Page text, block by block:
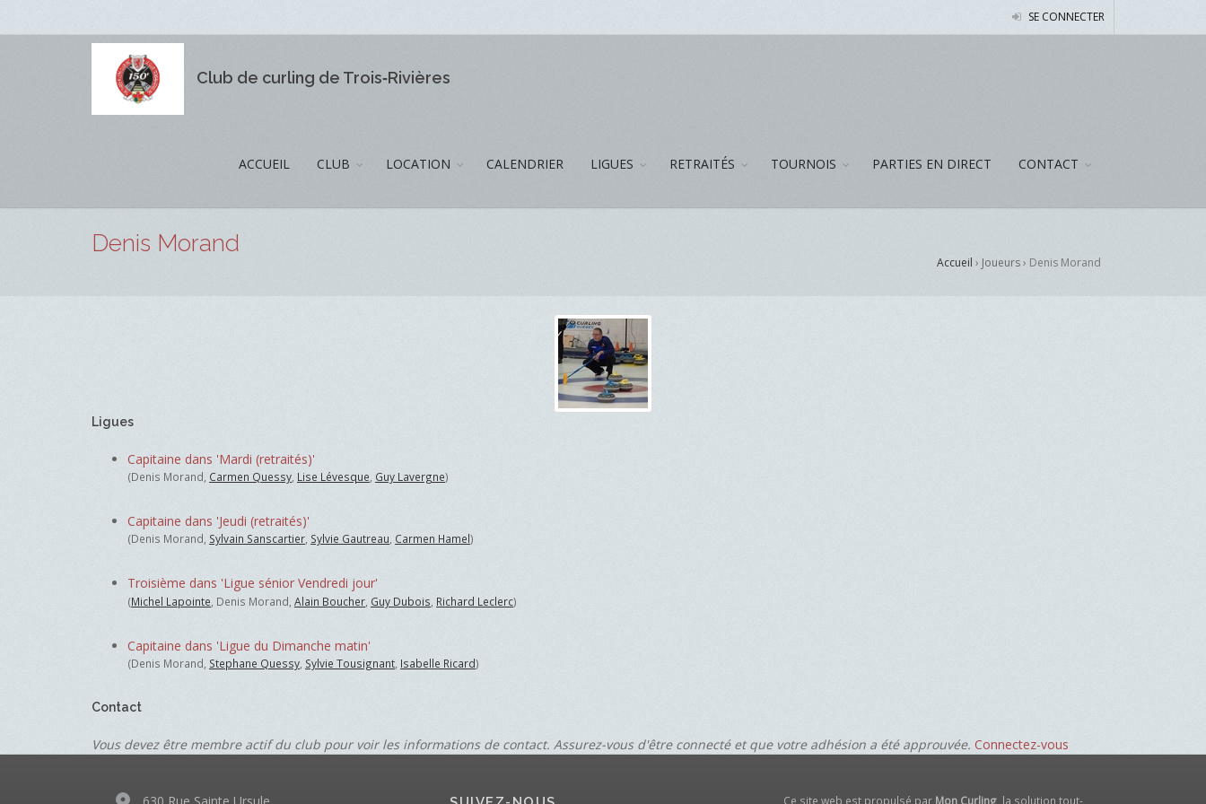
SE CONNECTER
Club de curling de Trois‑Rivières
ACCUEIL CLUB LOCATION CALENDRIER LIGUES RETRAITÉS TOURNOIS PARTIES EN DIRECT CONTACT
Denis Morand
Accueil › Joueurs › Denis Morand
Ligues
Capitaine dans 'Mardi (retraités)'
(Denis Morand, Carmen Quessy Lise Lévesque Guy Lavergne)
Capitaine dans 'Jeudi (retraités)'
(Denis Morand, Sylvain Sanscartier, Sylvie Gautreau, Carmen Hamel)
Troisième dans 'Ligue sénior Vendredi jour'
(Michel Lapointe , Denis Morand, Alain Boucher Guy Dubois Richard Leclerc)
Capitaine dans 'Ligue du Dimanche matin'
(Denis Morand, Stephane Quessy Sylvie Tousignant Isabelle Ricard)
Contact
Vous devez être membre actif du club pour voir les informations de contact. Assurez-vous d'être connecté et que votre adhésion a été approuvée. Connectez-vous
Ce site web est propulsé par Mon Curling , la solution tout-